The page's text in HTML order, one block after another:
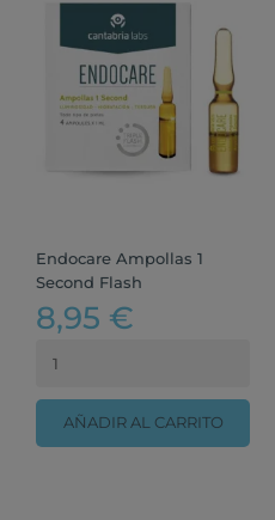
Endocare Ampollas 1
Second Flash
8,95 €
AÑADIR AL CARRITO